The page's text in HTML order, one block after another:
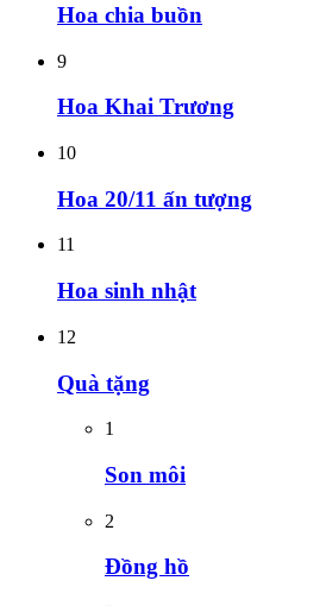
Hoa chia buồn
9
Hoa Khai Trương
10
Hoa 20/11 ấn tượng
11
Hoa sinh nhật
12
Quà tặng
1
Son môi
2
Đồng hồ